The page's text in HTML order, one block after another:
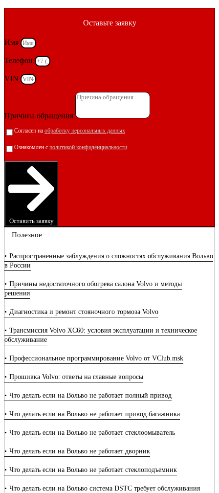
Оставьте заявку
Имя
Телефон
VIN
Причина обращения
Согласен на обработку персональных данных
Ознакомлен с политикой конфиденциальности.
Оставить заявку
Полезное
Распространенные заблуждения о сложностях обслуживания Вольво
в России
Причины недостаточного обогрева салона Volvo и методы
решения
Диагностика и ремонт стояночного тормоза Volvo
Трансмиссия Volvo XC60: условия эксплуатации и техническое
обслуживание
Профессиональное программирование Volvo от VClub.msk
Прошивка Volvo: ответы на главные вопросы
Что делать если на Вольво не работает полный привод
Что делать если на Вольво не работает привод багажника
Что делать если на Вольво не работает стеклоомыватель
Что делать если на Вольво не работает дворник
Что делать если на Вольво не работает стеклоподъемник
Что делать если на Вольво система DSTC требует обслуживания